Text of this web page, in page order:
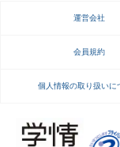
運営会社
会員規約
個人情報の取り扱いに